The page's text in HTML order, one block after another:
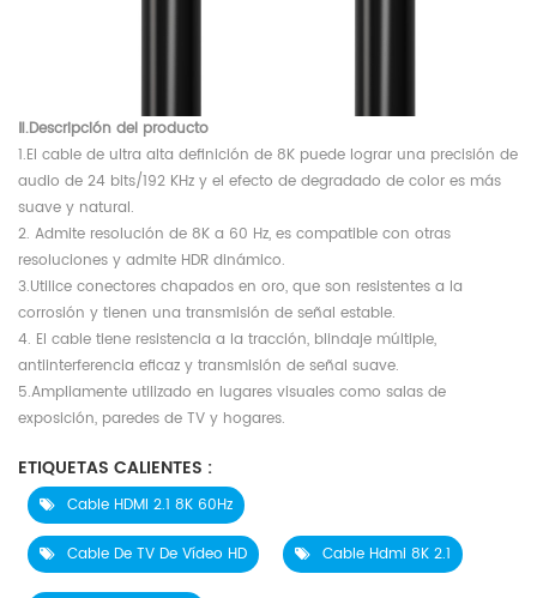
Ⅱ.Descripción del producto
1.El cable de ultra alta definición de 8K puede lograr una precisión de
audio de 24 bits/192 KHz y el efecto de degradado de color es más
suave y natural.
2. Admite resolución de 8K a 60 Hz, es compatible con otras
resoluciones y admite HDR dinámico.
3.Utilice conectores chapados en oro, que son resistentes a la
corrosión y tienen una transmisión de señal estable.
4. El cable tiene resistencia a la tracción, blindaje múltiple,
antiinterferencia eficaz y transmisión de señal suave.
5.Ampliamente utilizado en lugares visuales como salas de
exposición, paredes de TV y hogares.
ETIQUETAS CALIENTES :
Cable HDMI 2.1 8K 60Hz
Cable De TV De Vídeo HD Cable Hdmi 8K 2.1